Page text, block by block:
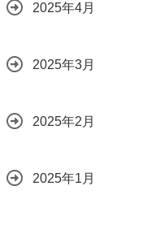
2025年4月
2025年3月
2025年2月
2025年1月